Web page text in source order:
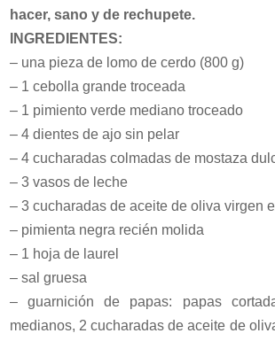
hacer, sano y de rechupete.
INGREDIENTES:
– una pieza de lomo de cerdo (800 g)
– 1 cebolla grande troceada
– 1 pimiento verde mediano troceado
– 4 dientes de ajo sin pelar
– 4 cucharadas colmadas de mostaza
– 3 vasos de leche
– 3 cucharadas de aceite de oliva virgen
– pimienta negra recién molida
– 1 hoja de laurel
– sal gruesa
– guarnición de papas: papas
medianos, 2 cucharadas de aceite de